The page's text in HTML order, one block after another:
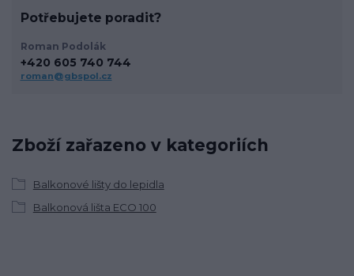
Zboží zařazeno v kategoriích
Balkonové lišty do lepidla
Balkonová lišta ECO 100
Potřebujete poradit?
Roman Podolák
+420 605 740 744
roman@gbspol.cz